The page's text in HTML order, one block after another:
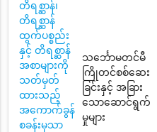
တိရစ္ဆာန်၊
တိရစ္ဆာန်
ထွက်ပစ္စည်း
နှင့် တိရစ္ဆာန်
အစာများကို
သတ်မှတ်
ထားသည့်
အကောက်ခွန်
စခန်းမှသာ
သင်္ဘောမတင်မီ
ကြိုတင်စစ်ဆေး
ခြင်းနှင့် အခြား
သောဆောင်ရွက်
မှုများ